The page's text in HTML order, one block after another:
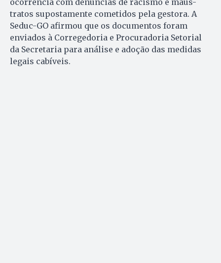
tratos supostamente cometidos pela gestora. A
Seduc-GO afirmou que os documentos foram
enviados à Corregedoria e Procuradoria Setorial
da Secretaria para análise e adoção das medidas
legais cabíveis.